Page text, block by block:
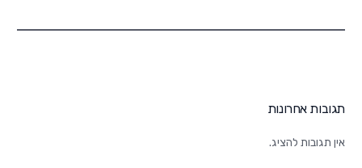
תגובות אחרונות
אין תגובות להציג.